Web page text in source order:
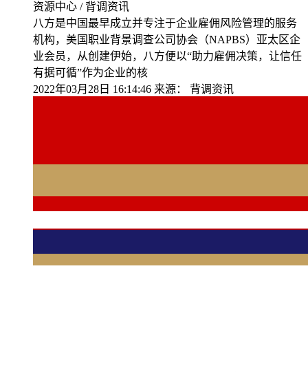
资源中心 / 背调资讯
八方是中国最早成立并专注于企业雇佣风险管理的服务
机构，美国职业背景调查公司协会（NAPBS）亚太区企
业会员，从创建伊始，八方便以“助力雇佣决策，让信任
有据可循”作为企业的核
2022年03月28日 16:14:46 来源： 背调资讯